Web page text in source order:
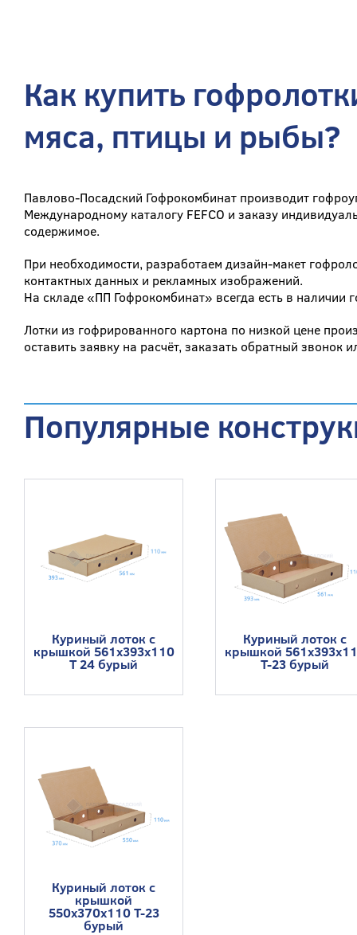
Как купить
мяса, птицы и рыбы?
Павлово-Посадский Гофрокомбинат производит
Международному каталогу FEFCO и заказу
содержимое.
При необходимости, разработаем дизайн-макет
контактных данных и рекламных изображений.
На складе «ПП Гофрокомбинат» всегда есть в наличии
Лотки из гофрированного картона по низкой цене
оставить заявку на расчёт, заказать обратный
Популярные
Куриный лоток с
крышкой 561x393x110
Т 24 бурый
Куриный лоток с
крышкой
Т-23 бурый
Куриный лоток с
крышкой
550x370x110 Т-23
бурый